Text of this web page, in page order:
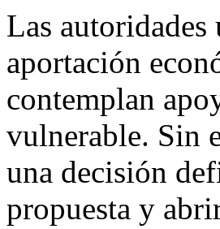
Las
aportación
contemplan
vulnerable. Sin
una decisión
propuesta y